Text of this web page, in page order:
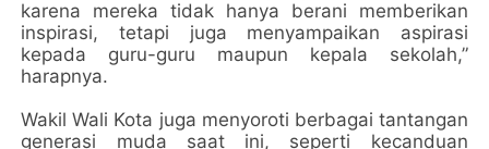
karena mereka tidak hanya berani memberikan
inspirasi, tetapi juga menyampaikan aspirasi
kepada guru-guru maupun kepala sekolah,”
harapnya.
Wakil Wali Kota juga menyoroti berbagai tantangan
generasi muda saat ini, seperti kecanduan